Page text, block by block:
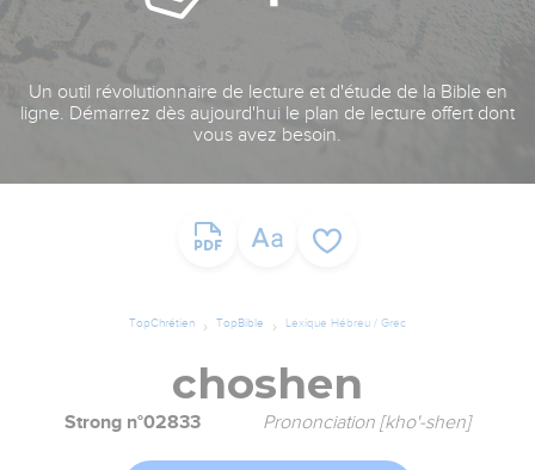
Un outil révolutionnaire de lecture et d'étude de la Bible en
ligne. Démarrez dès aujourd'hui le plan de lecture offert dont
vous avez besoin.
TopChrétien TopBible Lexique Hébreu / Grec
choshen
Strong n°02833 Prononciation [kho'-shen]